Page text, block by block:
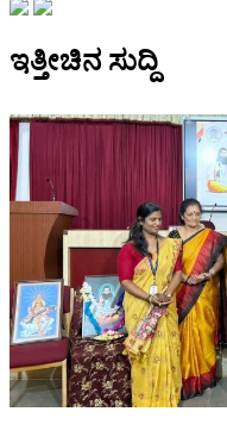
ಇತ್ತೀಚಿನ ಸುದ್ದಿ